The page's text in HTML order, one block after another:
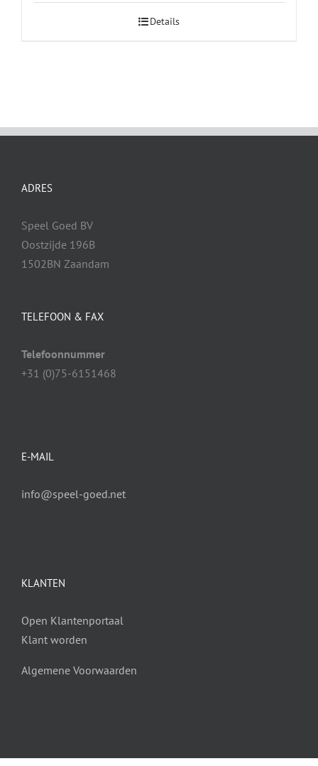
Details
ADRES
Speel Goed BV
Oostzijde 196B
1502BN Zaandam
TELEFOON & FAX
Telefoonnummer
+31 (0)75-6151468
E-MAIL
info@speel-goed.net
KLANTEN
Open Klantenportaal
Klant worden
Algemene Voorwaarden